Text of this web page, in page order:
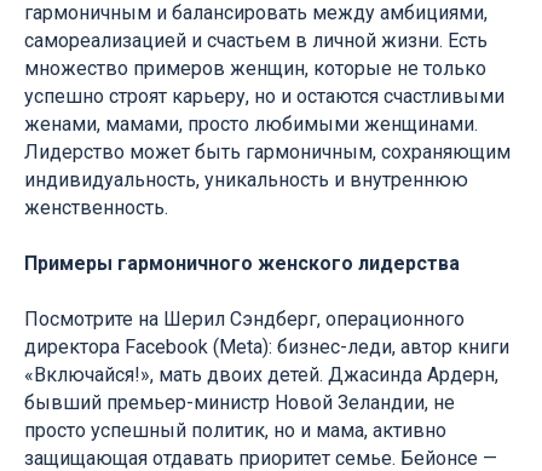
гармоничным и балансировать между амбициями,
самореализацией и счастьем в личной жизни. Есть
множество примеров женщин, которые не только
успешно строят карьеру, но и остаются счастливыми
женами, мамами, просто любимыми женщинами.
Лидерство может быть гармоничным, сохраняющим
индивидуальность, уникальность и внутреннюю
женственность.
Примеры гармоничного женского лидерства
Посмотрите на Шерил Сэндберг, операционного
директора Facebook (Meta): бизнес-леди, автор книги
«Включайся!», мать двоих детей. Джасинда Ардерн,
бывший премьер-министр Новой Зеландии, не
просто успешный политик, но и мама, активно
защищающая отдавать приоритет семье. Бейонсе —